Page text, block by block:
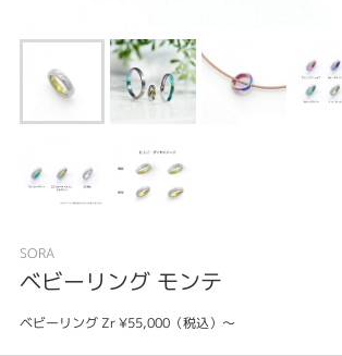
SORA
ベビーリング モンテ
ベビーリング Zr ¥55,000（税込）〜